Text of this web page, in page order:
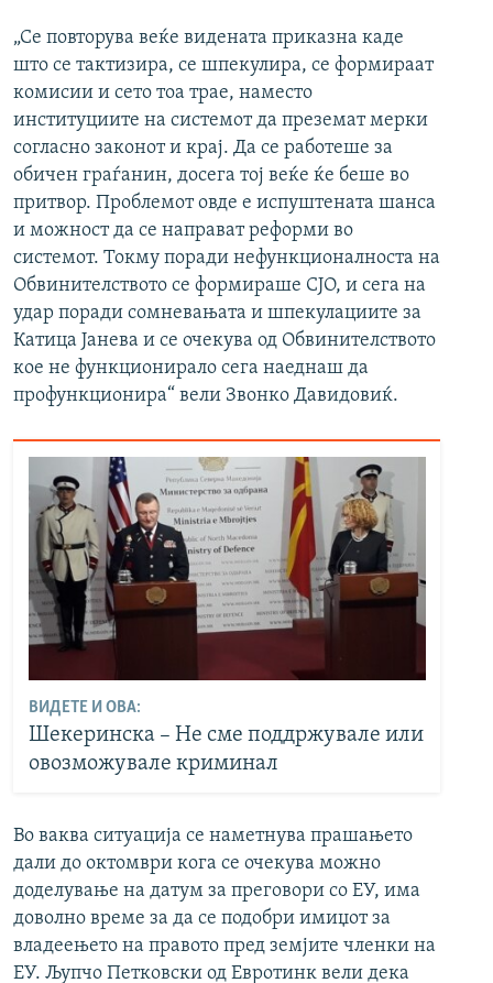
„Се повторува веќе видената приказна каде
што се тактизира, се шпекулира, се формираат
комисии и сето тоа трае, наместо
институциите на системот да преземат мерки
согласно законот и крај. Да се работеше за
обичен граѓанин, досега тој веќе ќе беше во
притвор. Проблемот овде е испуштената шанса
и можност да се направат реформи во
системот. Токму поради нефункционалноста на
Обвинителството се формираше СЈО, и сега на
удар поради сомневањата и шпекулациите за
Катица Јанева и се очекува од Обвинителството
кое не функционирало сега наеднаш да
профункционира“ вели Звонко Давидовиќ.
ВИДЕТЕ И ОВА:
Шекеринска – Не сме поддржувале или
овозможувале криминал
Во ваква ситуација се наметнува прашањето
дали до октомври кога се очекува можно
доделување на датум за преговори со ЕУ, има
доволно време за да се подобри имиџот за
владеењето на правото пред земјите членки на
ЕУ. Љупчо Петковски од Евротинк вели дека